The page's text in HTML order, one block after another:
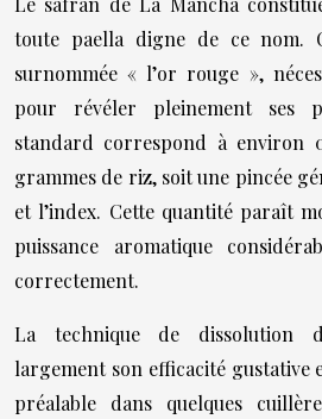
toute paella digne de ce nom.
surnommée « l’or rouge »,
pour révéler pleinement ses
standard correspond à environ
grammes de riz, soit une pincée
et l’index. Cette quantité paraît
puissance aromatique
correctement.
La technique de dissolution
largement son efficacité gustative
préalable dans quelques